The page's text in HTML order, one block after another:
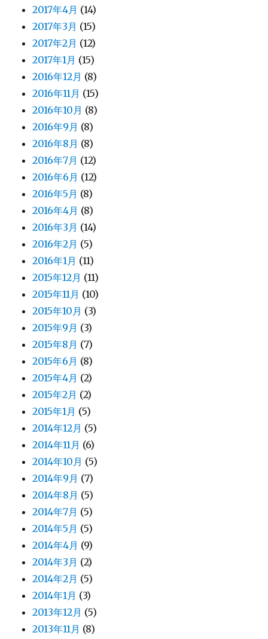
2017年4月 (14)
2017年3月 (15)
2017年2月 (12)
2017年1月 (15)
2016年12月 (8)
2016年11月 (15)
2016年10月 (8)
2016年9月 (8)
2016年8月 (8)
2016年7月 (12)
2016年6月 (12)
2016年5月 (8)
2016年4月 (8)
2016年3月 (14)
2016年2月 (5)
2016年1月 (11)
2015年12月 (11)
2015年11月 (10)
2015年10月 (3)
2015年9月 (3)
2015年8月 (7)
2015年6月 (8)
2015年4月 (2)
2015年2月 (2)
2015年1月 (5)
2014年12月 (5)
2014年11月 (6)
2014年10月 (5)
2014年9月 (7)
2014年8月 (5)
2014年7月 (5)
2014年5月 (5)
2014年4月 (9)
2014年3月 (2)
2014年2月 (5)
2014年1月 (3)
2013年12月 (5)
2013年11月 (8)